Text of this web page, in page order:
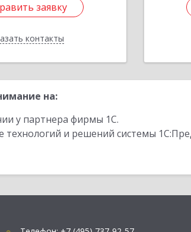
заявку
контакты
заявку
Назад
на:
у партнера фирмы 1С.
технологий и решений системы